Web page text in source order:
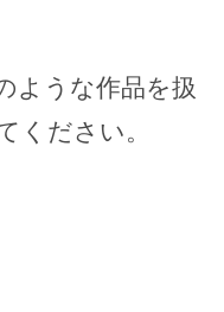
ような作品を扱
ください。